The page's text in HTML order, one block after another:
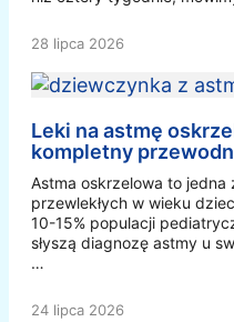
28 lipca 2026
Leki na astmę
kompletny
Astma oskrzelowa to
przewlekłych w wieku
10-15% populacji
słyszą diagnozę astmy u
…
24 lipca 2026